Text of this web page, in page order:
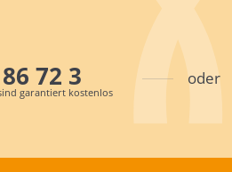
72 3
garantiert kostenlos